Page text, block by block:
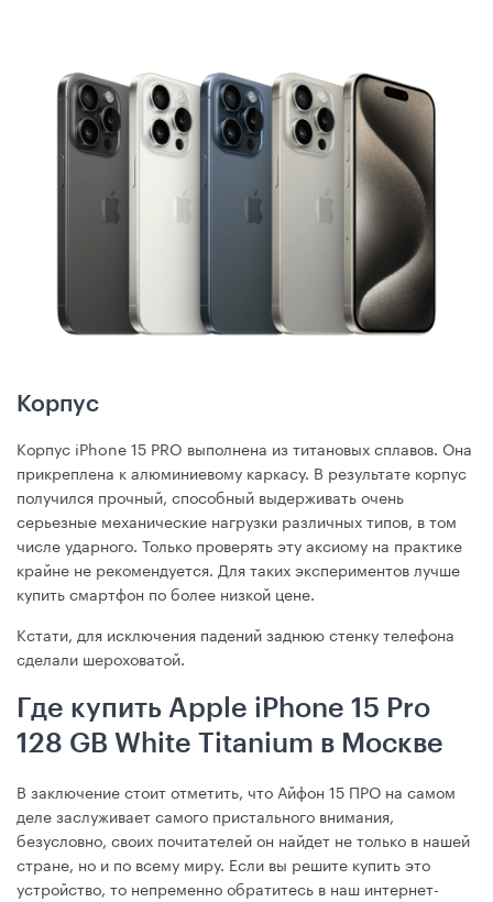
Корпус
Корпус iPhone 15 PRO выполнена из титановых сплавов. Она
прикреплена к алюминиевому каркасу. В результате корпус
получился прочный, способный выдерживать очень
серьезные механические нагрузки различных типов, в том
числе ударного. Только проверять эту аксиому на практике
крайне не рекомендуется. Для таких экспериментов лучше
купить смартфон по более низкой цене.
Кстати, для исключения падений заднюю стенку телефона
сделали шероховатой.
Где купить Apple iPhone 15 Pro
128 GB White Titanium в Москве
В заключение стоит отметить, что Айфон 15 ПРО на самом
деле заслуживает самого пристального внимания,
безусловно, своих почитателей он найдет не только в нашей
стране, но и по всему миру. Если вы решите купить это
устройство, то непременно обратитесь в наш интернет-